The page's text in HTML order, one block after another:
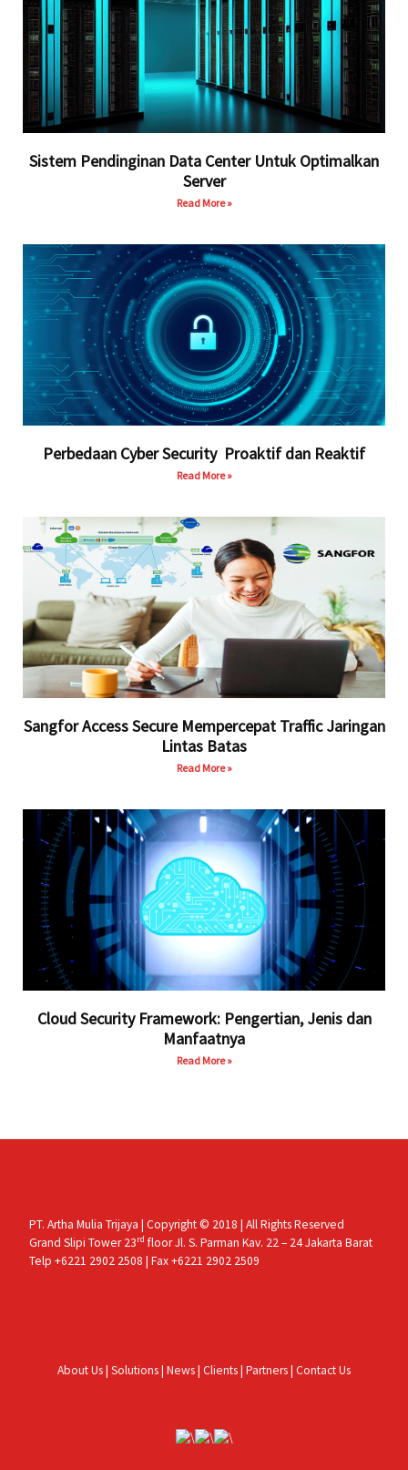
Sistem Pendinginan Data Center Untuk Optimalkan
Server
Read More »
Perbedaan Cyber Security Proaktif dan Reaktif
Read More »
Sangfor Access Secure Mempercepat Traffic Jaringan
Lintas Batas
Read More »
Cloud Security Framework: Pengertian, Jenis dan
Manfaatnya
Read More »
PT. Artha Mulia Trijaya | Copyright © 2018 | All Rights Reserved
Grand Slipi Tower 23rd floor Jl. S. Parman Kav. 22 – 24 Jakarta Barat
Telp +6221 2902 2508 | Fax +6221 2902 2509
About Us| Solutions| News| Clients| Partners| Contact Us